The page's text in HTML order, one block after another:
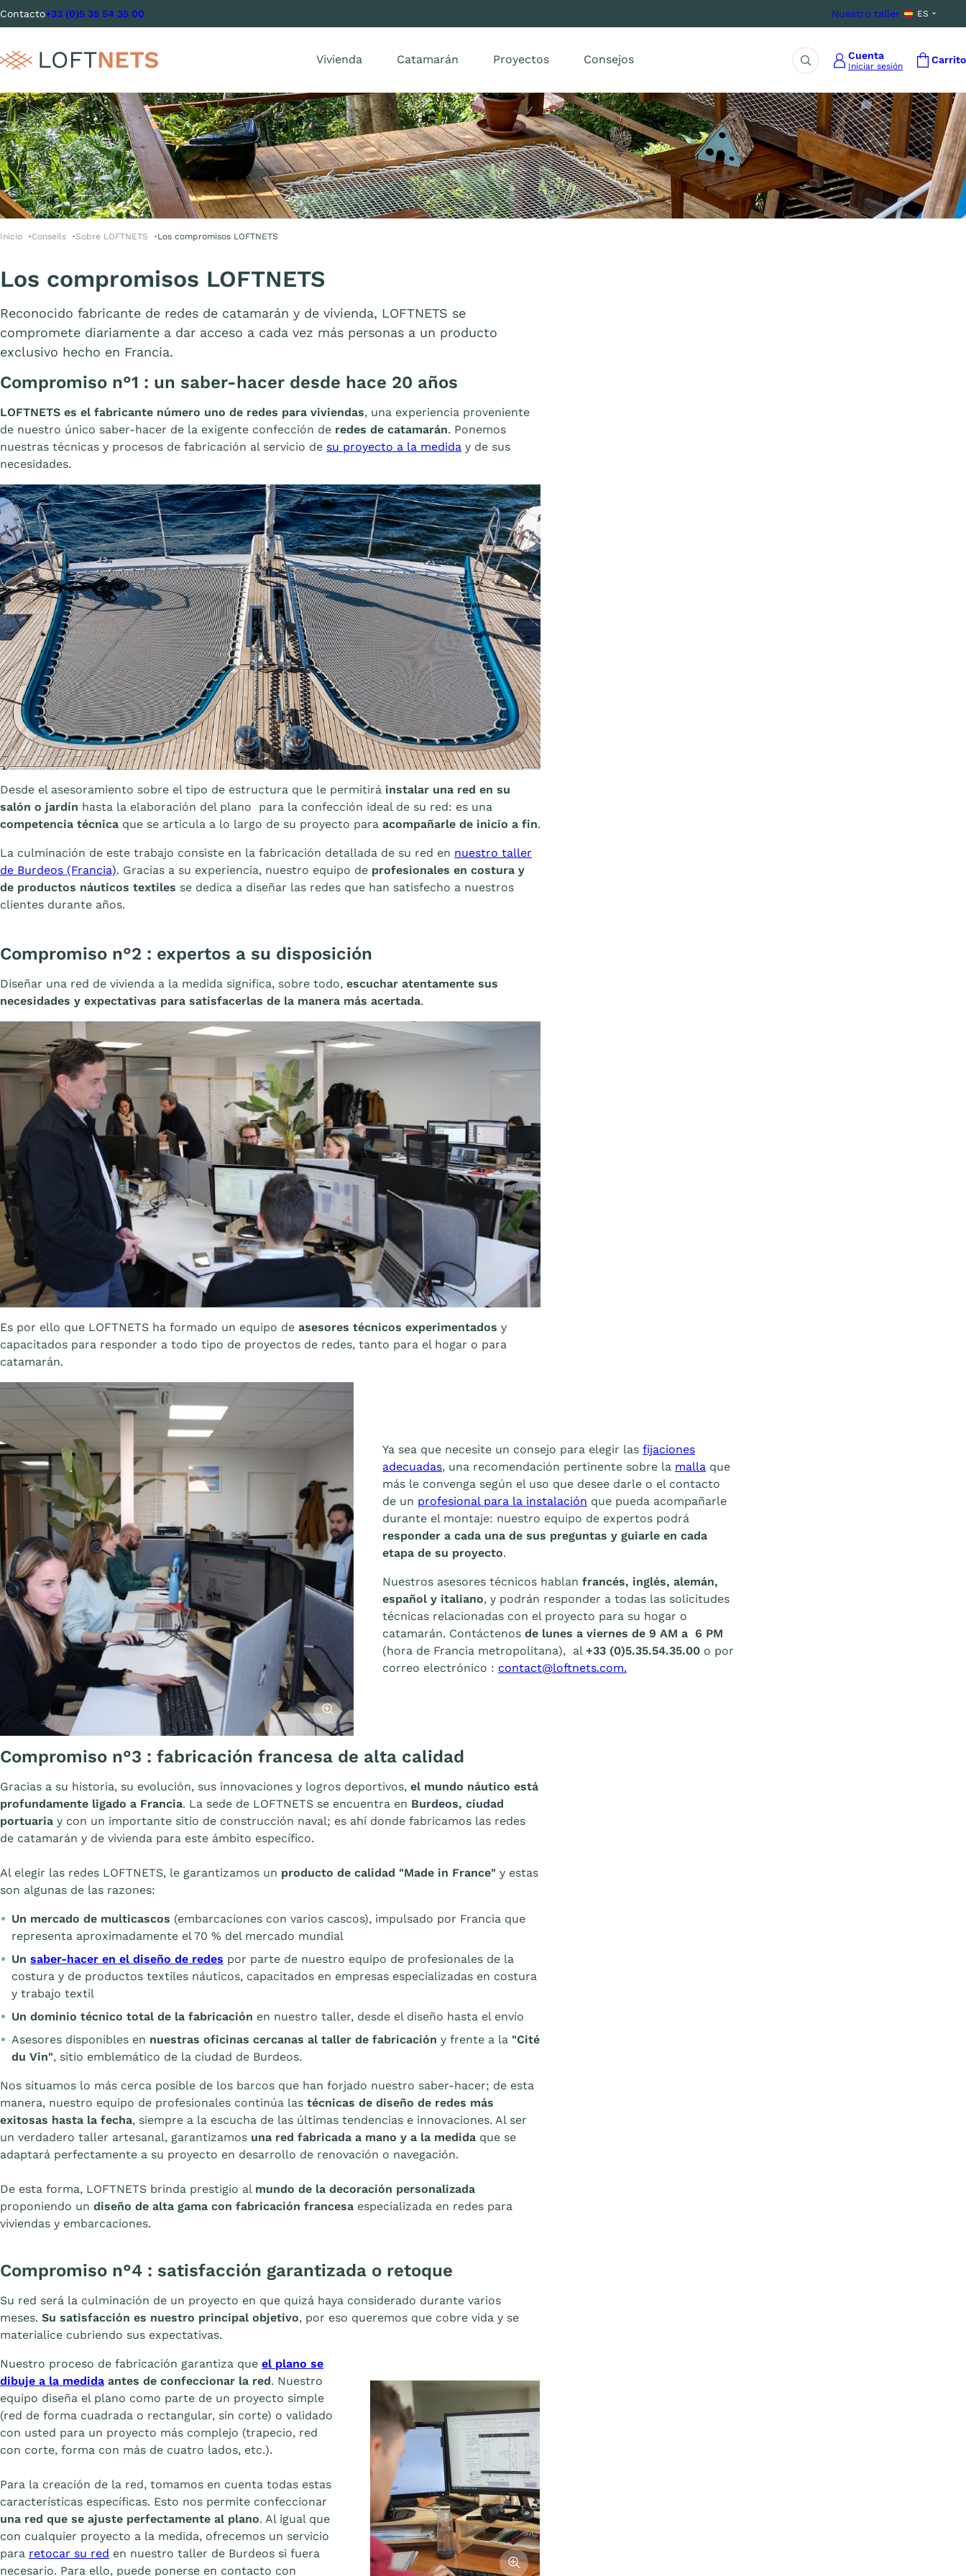
Contacto+33 (0)5 35 54 35 00 Nuestro taller ES
Vivienda Catamarán Proyectos Consejos
Buscar
Cuenta
Iniciar sesión
Carrito
Inicio Conseils Sobre LOFTNETS Los compromisos LOFTNETS
Los compromisos LOFTNETS
Reconocido fabricante de redes de catamarán y de vivienda, LOFTNETS se
compromete diariamente a dar acceso a cada vez más personas a un producto
exclusivo hecho en Francia.
Compromiso n°1 : un saber-hacer desde hace 20 años
LOFTNETS es el fabricante número uno de redes para viviendas, una experiencia proveniente
de nuestro único saber-hacer de la exigente confección de redes de catamarán. Ponemos
nuestras técnicas y procesos de fabricación al servicio de su proyecto a la medida y de sus
necesidades.
Desde el asesoramiento sobre el tipo de estructura que le permitirá instalar una red en su
salón o jardín hasta la elaboración del plano para la confección ideal de su red: es una
competencia técnica que se articula a lo largo de su proyecto para acompañarle de inicio a fin.
La culminación de este trabajo consiste en la fabricación detallada de su red en nuestro taller
de Burdeos (Francia). Gracias a su experiencia, nuestro equipo de profesionales en costura y
de productos náuticos textiles se dedica a diseñar las redes que han satisfecho a nuestros
clientes durante años.
Compromiso n°2 : expertos a su disposición
Diseñar una red de vivienda a la medida significa, sobre todo, escuchar atentamente sus
necesidades y expectativas para satisfacerlas de la manera más acertada.
Es por ello que LOFTNETS ha formado un equipo de asesores técnicos experimentados y
capacitados para responder a todo tipo de proyectos de redes, tanto para el hogar o para
catamarán.
Afficher l'image
Ya sea que necesite un consejo para elegir las fijaciones
adecuadas, una recomendación pertinente sobre la malla que
más le convenga según el uso que desee darle o el contacto
de un profesional para la instalación que pueda acompañarle
durante el montaje: nuestro equipo de expertos podrá
responder a cada una de sus preguntas y guiarle en cada
etapa de su proyecto.
Nuestros asesores técnicos hablan francés, inglés, alemán,
español y italiano, y podrán responder a todas las solicitudes
técnicas relacionadas con el proyecto para su hogar o
catamarán. Contáctenos de lunes a viernes de 9 AM a 6 PM
(hora de Francia metropolitana), al +33 (0)5.35.54.35.00 o por
correo electrónico : contact@loftnets.com.
Compromiso n°3 : fabricación francesa de alta calidad
Gracias a su historia, su evolución, sus innovaciones y logros deportivos, el mundo náutico está
profundamente ligado a Francia. La sede de LOFTNETS se encuentra en Burdeos, ciudad
portuaria y con un importante sitio de construcción naval; es ahí donde fabricamos las redes
de catamarán y de vivienda para este ámbito específico.
Al elegir las redes LOFTNETS, le garantizamos un producto de calidad "Made in France" y estas
son algunas de las razones:
Un mercado de multicascos (embarcaciones con varios cascos), impulsado por Francia que
representa aproximadamente el 70 % del mercado mundial
Un saber-hacer en el diseño de redes por parte de nuestro equipo de profesionales de la
costura y de productos textiles náuticos, capacitados en empresas especializadas en costura
y trabajo textil
Un dominio técnico total de la fabricación en nuestro taller, desde el diseño hasta el envío
Asesores disponibles en nuestras oficinas cercanas al taller de fabricación y frente a la "Cité
du Vin", sitio emblemático de la ciudad de Burdeos.
Nos situamos lo más cerca posible de los barcos que han forjado nuestro saber-hacer; de esta
manera, nuestro equipo de profesionales continúa las técnicas de diseño de redes más
exitosas hasta la fecha, siempre a la escucha de las últimas tendencias e innovaciones. Al ser
un verdadero taller artesanal, garantizamos una red fabricada a mano y a la medida que se
adaptará perfectamente a su proyecto en desarrollo de renovación o navegación.
De esta forma, LOFTNETS brinda prestigio al mundo de la decoración personalizada
proponiendo un diseño de alta gama con fabricación francesa especializada en redes para
viviendas y embarcaciones.
Compromiso n°4 : satisfacción garantizada o retoque
Su red será la culminación de un proyecto en que quizá haya considerado durante varios
meses. Su satisfacción es nuestro principal objetivo, por eso queremos que cobre vida y se
materialice cubriendo sus expectativas.
Afficher l'image
Nuestro proceso de fabricación garantiza que el plano se
dibuje a la medida antes de confeccionar la red. Nuestro
equipo diseña el plano como parte de un proyecto simple
(red de forma cuadrada o rectangular, sin corte) o validado
con usted para un proyecto más complejo (trapecio, red
con corte, forma con más de cuatro lados, etc.).
Para la creación de la red, tomamos en cuenta todas estas
características específicas. Esto nos permite confeccionar
una red que se ajuste perfectamente al plano. Al igual que
con cualquier proyecto a la medida, ofrecemos un servicio
para retocar su red en nuestro taller de Burdeos si fuera
necesario. Para ello, puede ponerse en contacto con